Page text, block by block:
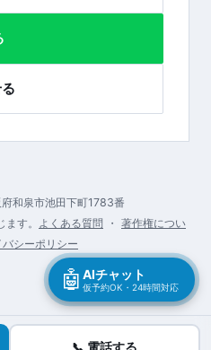
和泉市池田下町1783番
す。 よくある質問 ・ 著作権につい
バシーポリシー
📞 電話する
🤖 AIチャット
仮予約OK・24時間対応